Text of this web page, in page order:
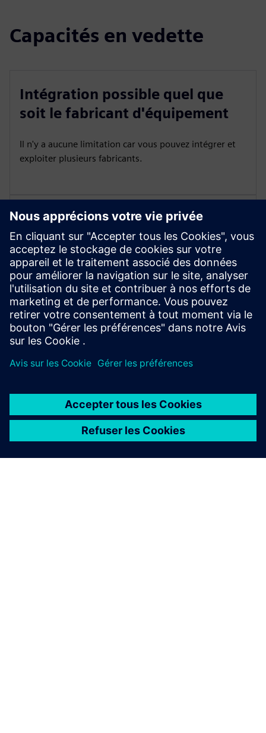
Capacités en vedette
Intégration possible quel que
soit le fabricant d'équipement
Il n'y a aucune limitation car vous pouvez intégrer et
exploiter plusieurs fabricants.
Un fonctionnement flexible en
usine est possible.
En intégrant et en exploitant plusieurs données
d'équipement, vous pouvez vérifier de nombreux
équipements en un coup d'œil.